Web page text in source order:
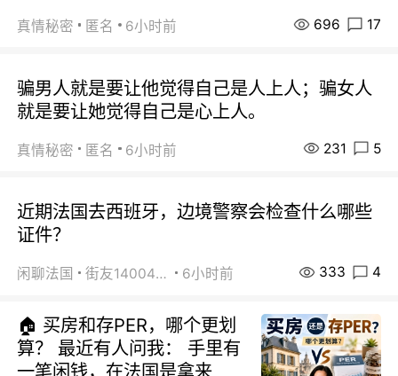
真情秘密 匿名 6小时前 696 17
骗男人就是要让他觉得自己是人上人；骗女人
就是要让她觉得自己是心上人。
真情秘密 匿名 6小时前 231 5
近期法国去西班牙，边境警察会检查什么哪些
证件？
闲聊法国 街友14004820 6小时前 333 4
🏠 买房和存PER，哪个更划
算？ 最近有人问我： 手里有
一笔闲钱，在法国是拿来